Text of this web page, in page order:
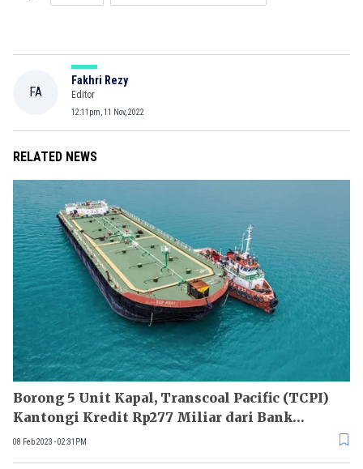
FA
Fakhri Rezy
Editor
12:11pm, 11 Nov, 2022
RELATED NEWS
Borong 5 Unit Kapal, Transcoal Pacific (TCPI)
Kantongi Kredit Rp277 Miliar dari Bank
Himbara
08 Feb 2023 - 02:31PM